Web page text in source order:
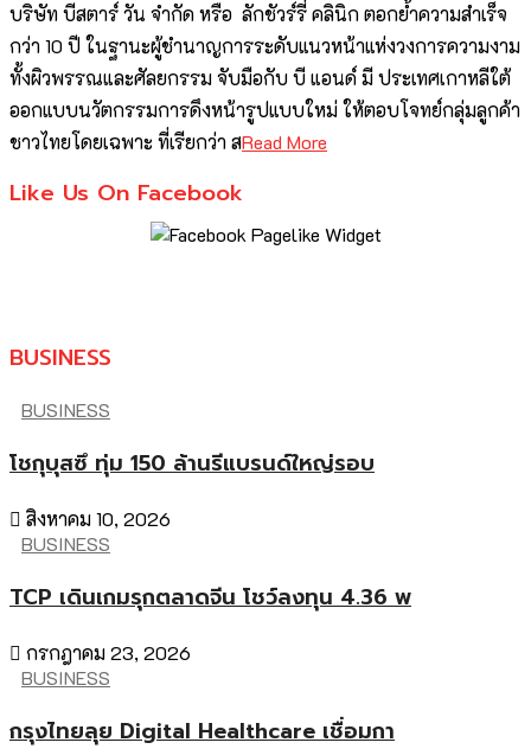
บริษัท บีสตาร์ วัน จำกัด หรือ ลักชัวร์รี่ คลินิก ตอกย้ำความสำเร็จ
กว่า 10 ปี ในฐานะผู้ชำนาญการระดับแนวหน้าแห่งวงการความงาม
ทั้งผิวพรรณและศัลยกรรม จับมือกับ บี แอนด์ มี ประเทศเกาหลีใต้
ออกแบบนวัตกรรมการดึงหน้ารูปแบบใหม่ ให้ตอบโจทย์กลุ่มลูกค้า
ชาวไทยโดยเฉพาะ ที่เรียกว่า สRead More
Like Us On Facebook
BUSINESS
BUSINESS
โชกุบุสซึ ทุ่ม 150 ล้านรีแบรนด์ใหญ่รอบ
สิงหาคม 10, 2026
BUSINESS
TCP เดินเกมรุกตลาดจีน โชว์ลงทุน 4.36 พ
กรกฎาคม 23, 2026
BUSINESS
กรุงไทยลุย Digital Healthcare เชื่อมกา